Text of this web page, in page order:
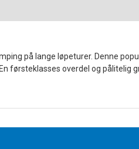
på lange løpeturer. Denne
førsteklasses overdel og